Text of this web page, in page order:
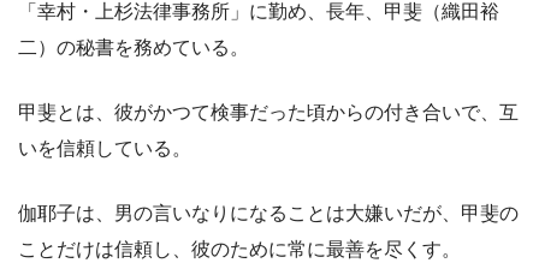
「幸村・上杉法律事務所」に勤め、長年、甲斐（織田裕
二）の秘書を務めている。
甲斐とは、彼がかつて検事だった頃からの付き合いで、互
いを信頼している。
伽耶子は、男の言いなりになることは大嫌いだが、甲斐の
ことだけは信頼し、彼のために常に最善を尽くす。